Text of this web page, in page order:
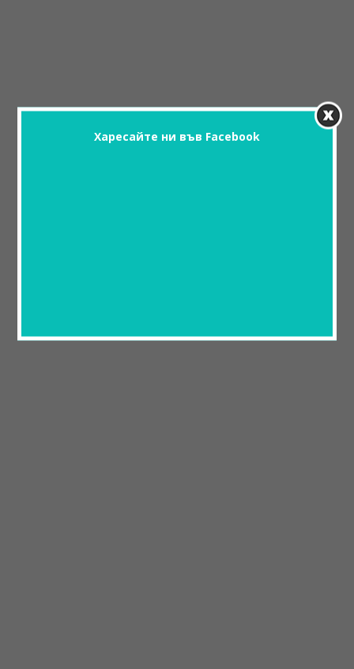
Харесайте ни във Facebook